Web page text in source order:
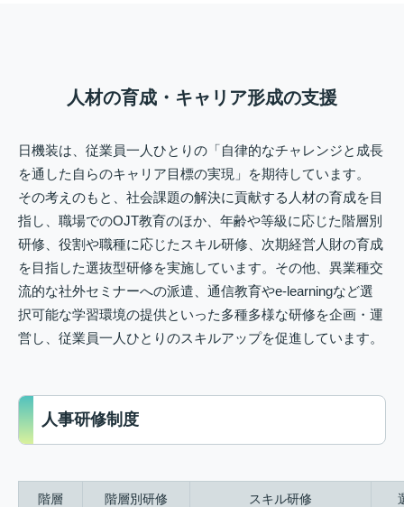
人材の育成・キャリア形成の支援
日機装は、従業員一人ひとりの「自律的なチャレンジと成長
を通した自らのキャリア目標の実現」を期待しています。
その考えのもと、社会課題の解決に貢献する人材の育成を目
指し、職場でのOJT教育のほか、年齢や等級に応じた階層別
研修、役割や職種に応じたスキル研修、次期経営人財の育成
を目指した選抜型研修を実施しています。その他、異業種交
流的な社外セミナーへの派遣、通信教育やe-learningなど選
択可能な学習環境の提供といった多種多様な研修を企画・運
営し、従業員一人ひとりのスキルアップを促進しています。
人事研修制度
階層 階層別研修 スキル研修